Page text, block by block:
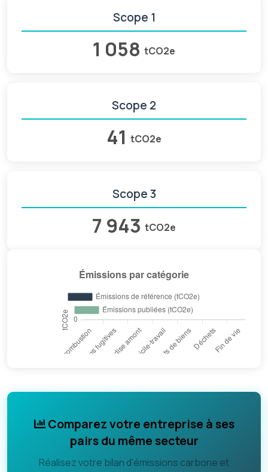
Scope 1
1 058 tCO2e
Scope 2
41 tCO2e
Scope 3
7 943 tCO2e
Comparez votre entreprise à ses
pairs du même secteur
Réalisez votre bilan d'émissions carbone et